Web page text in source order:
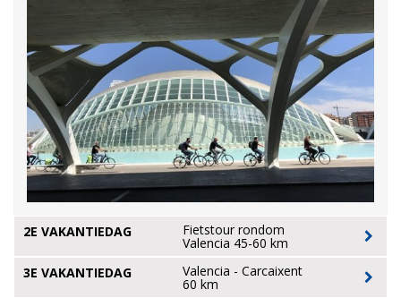
2E VAKANTIEDAG Fietstour rondom
Valencia 45-60 km
3E VAKANTIEDAG
Valencia - Carcaixent
60 km